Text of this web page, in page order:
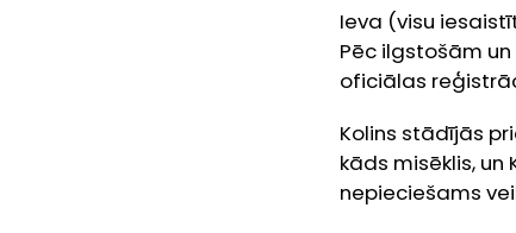
Ieva (visu
Pēc ilgstošām
oficiālas
Kolins stādījās
kāds misēklis,
nepieciešams